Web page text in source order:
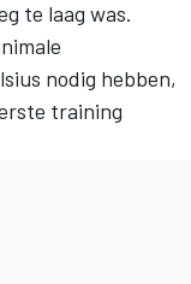
te laag was.
nodig hebben,
training